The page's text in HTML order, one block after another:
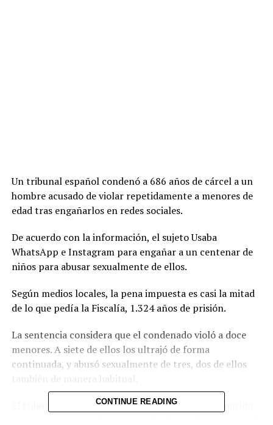
Un tribunal español condenó a 686 años de cárcel a un
hombre acusado de violar repetidamente a menores de
edad tras engañarlos en redes sociales.
De acuerdo con la información, el sujeto Usaba
WhatsApp e Instagram para engañar a un centenar de
niños para abusar sexualmente de ellos.
Según medios locales, la pena impuesta es casi la mitad
de lo que pedía la Fiscalía, 1.324 años de prisión.
La sentencia considera que el condenado violó a doce
menores. A siete de ellos los ultrajó de forma
continuada, y abusó sexualmente de tres, dos de ellos
también de manera habitual.
El tribunal considera probado que este hombre, nacido
CONTINUE READING